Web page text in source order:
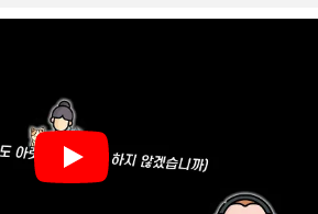
Play